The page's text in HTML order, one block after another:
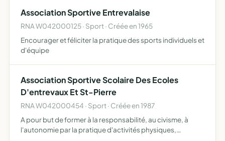
appor…
Association Sportive Entrevalaise
RNA W042000125 · Sport · Créée en 1965
Encourager et féliciter la pratique des sports individuels et
d'équipe
Association Sportive Scolaire Des Ecoles
D'entrevaux Et St-Pierre
RNA W042000454 · Sport · Créée en 1987
A pour but de former à la responsabilité, au civisme, à
l'autonomie par la pratique d'activités physiques,